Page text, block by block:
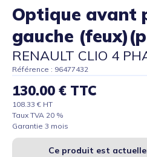
Optique avant
gauche
RENAULT CLIO 4
Référence : 96477432
130.00 € TTC
108.33 € HT
Taux TVA 20 %
Garantie 3 mois
Ce produit est